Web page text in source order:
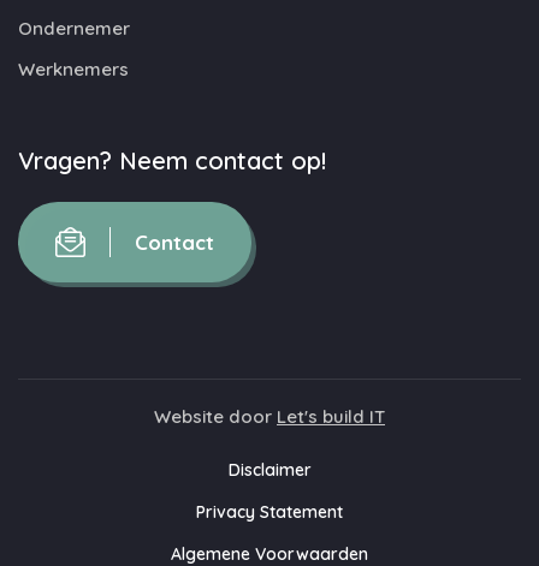
Ondernemer
Werknemers
Vragen? Neem contact op!
Contact
Website door Let's build IT
Disclaimer
Privacy Statement
Algemene Voorwaarden